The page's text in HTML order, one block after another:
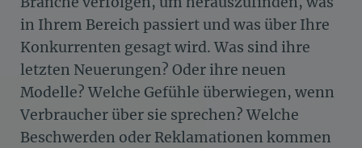
in Ihrem Bereich passiert und was über Ihre
Konkurrenten gesagt wird. Was sind ihre
letzten Neuerungen? Oder ihre neuen
Modelle? Welche Gefühle überwiegen, wenn
Verbraucher über sie sprechen? Welche
Beschwerden oder Reklamationen kommen